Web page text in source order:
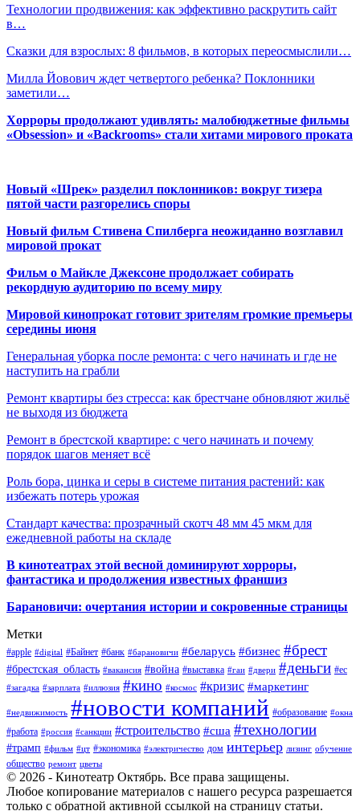
Технологии продвижения: как эффективно раскрутить сайт
в…
Сказки для взрослых: 8 фильмов, в которых переосмыслили…
Милла Йовович ждет четвертого ребенка? Поклонники
заметили…
Хорроры продолжают удивлять: малобюджетные фильмы
«Obsession» и «Backrooms» стали хитами мирового проката
Новый «Шрек» разделил поклонников: вокруг тизера
пятой части разгорелись споры
Новый фильм Стивена Спилберга неожиданно возглавил
мировой прокат
Фильм о Майкле Джексоне продолжает собирать
рекордную аудиторию по всему миру
Мировой кинопрокат готовит зрителям громкие премьеры
середины июня
Генеральная уборка после ремонта: с чего начинать и где не
наступить на грабли
Ремонт квартиры без стресса: как брестчане обновляют жильё
не выходя из бюджета
Ремонт в брестской квартире: с чего начинать и почему
порядок шагов меняет всё
Роль бора, цинка и серы в системе питания растений: как
избежать потерь урожая
Стандарт качества: прозрачный скотч 48 мм 45 мкм для
ежедневной работы на складе
В кинотеатрах этой весной доминируют хорроры,
фантастика и продолжения известных франшиз
Барановичи: очертания истории и сокровенные страницы
Метки
#apple #digital #Байнет #банк #барановичи #беларусь #бизнес #брест
#брестская_область #вакансия #война #выставка #гаи #двери #деньги #ес
#загадка #зарплата #иллюзия #кино #космос #кризис #маркетинг
#недвижимость #новости компаний #образование #окна
#работа #россия #санкции #строительство #сша #технологии
#трамп #фильм #цт #экономика #электричество дом интерьер лизинг обучение
общество ремонт цветы
© 2026 - Кинотеатр Октябрь. Все права защищены.
Любое копирование материалов с нашего ресурса разрешается
только с обратной активной ссылкой на страницу статьи.